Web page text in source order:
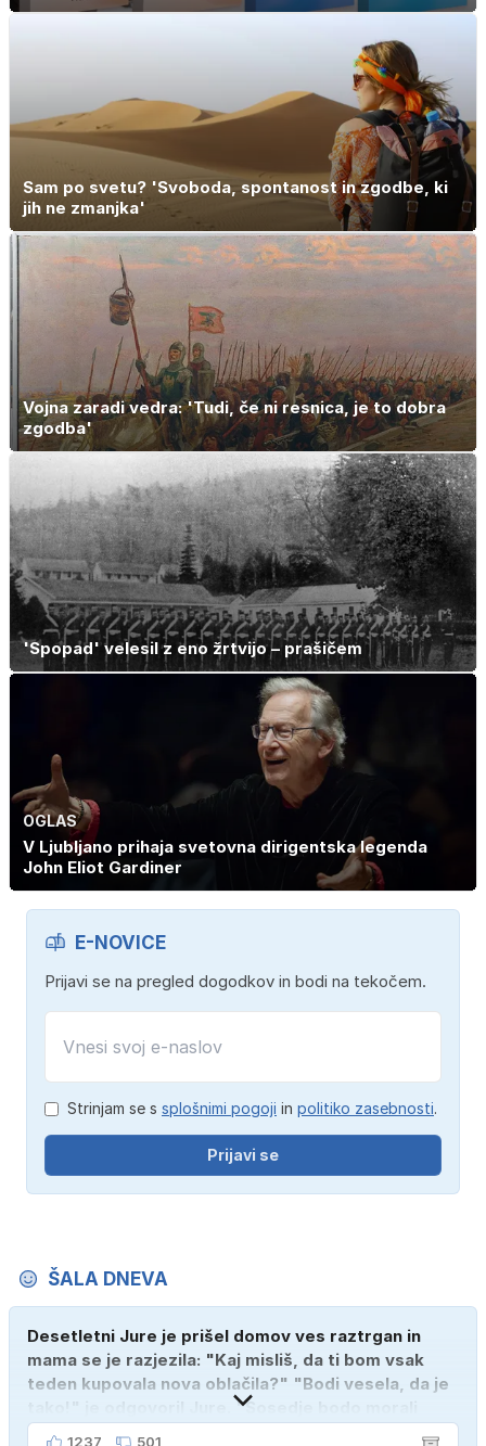
Sam po svetu? 'Svoboda, spontanost in zgodbe, ki
jih ne zmanjka'
Vojna zaradi vedra: 'Tudi, če ni resnica, je to dobra
zgodba'
'Spopad' velesil z eno žrtvijo – prašičem
OGLAS
V Ljubljano prihaja svetovna dirigentska legenda
John Eliot Gardiner
E-NOVICE
Prijavi se na pregled dogodkov in bodi na tekočem.
Strinjam se s splošnimi pogoji in politiko zasebnosti.
Prijavi se
ŠALA DNEVA
Desetletni Jure je prišel domov ves raztrgan in
mama se je razjezila: "Kaj misliš, da ti bom vsak
teden kupovala nova oblačila?" "Bodi vesela, da je
tako!" je odgovoril Jure. "Sosedje bodo morali
kupiti novega sina, tako sem ga prebutal!"
1237 501